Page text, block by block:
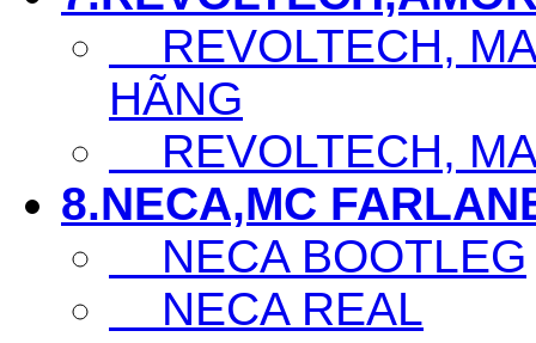
REVOLTECH,
HÃNG
REVOLTECH,
8.NECA,MC
NECA BOOTLEG
NECA REAL